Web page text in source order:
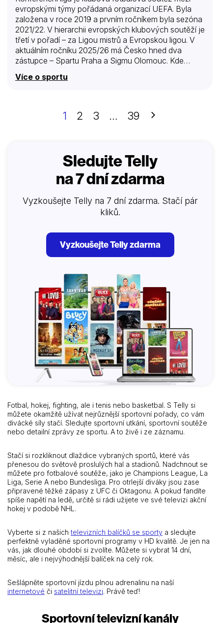
evropskými týmy pořádaná organizací UEFA. Byla
založena v roce 2019 a prvním ročníkem byla sezóna
2021/22. V hierarchii evropských klubových soutěží je
třetí v pořadí – za Ligou mistrů a Evropskou ligou. V
aktuálním ročníku 2025/26 má Česko hned dva
zástupce – Spartu Praha a Sigmu Olomouc. Kde
a Nova Sport 5. Tyto kanály obsahují balíčky Střední,
Více o sportu
1 2 3 … 39 Další
Sledujte Telly
na 7 dní zdarma
Vyzkoušejte Telly na 7 dní zdarma. Stačí pár
kliků.
Vyzkoušejte Telly zdarma
Fotbal, hokej, fighting, ale i tenis nebo basketbal. S Telly si
můžete okamžitě užívat nejrůznější sportovní pořady, co vám
divácké síly stačí. Sledujte sportovní utkání, sportovní soutěže
nebo detailní zprávy ze sportu. A to živě i ze záznamu.
Stačí si rozkliknout dlaždice vybraných sportů, které vás
přenesou do světově proslulých hal a stadionů. Nadchnout se
můžete pro fotbalové soutěže, jako je Champions League, La
Liga, Serie A nebo Bundesliga. Pro otrlejší diváky jsou zase
připravené těžké zápasy z UFC či Oktagonu. A pokud fandíte
spíše napětí na ledě, určitě si rádi užijete ve své televizi akční
hokej v podobě NHL.
Vyberte si z našich televizních balíčků se sporty a sledujte
perfektně vyladěné sportovní programy v HD kvalitě. Je jen na
vás, jak dlouhé období si zvolíte. Můžete si vybrat 14 dní,
měsíc, ale i nejvýhodnější balíček na celý rok.
Sešlápněte sportovní jízdu plnou adrenalinu na naší
internetové či satelitní televizi. Právě teď!
Sportovní televizní kanály